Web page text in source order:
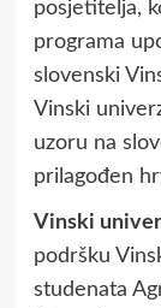
posjetitelja,
programa
slovenski
Vinski
uzoru na
prilagođen
Vinski
podršku
studenata